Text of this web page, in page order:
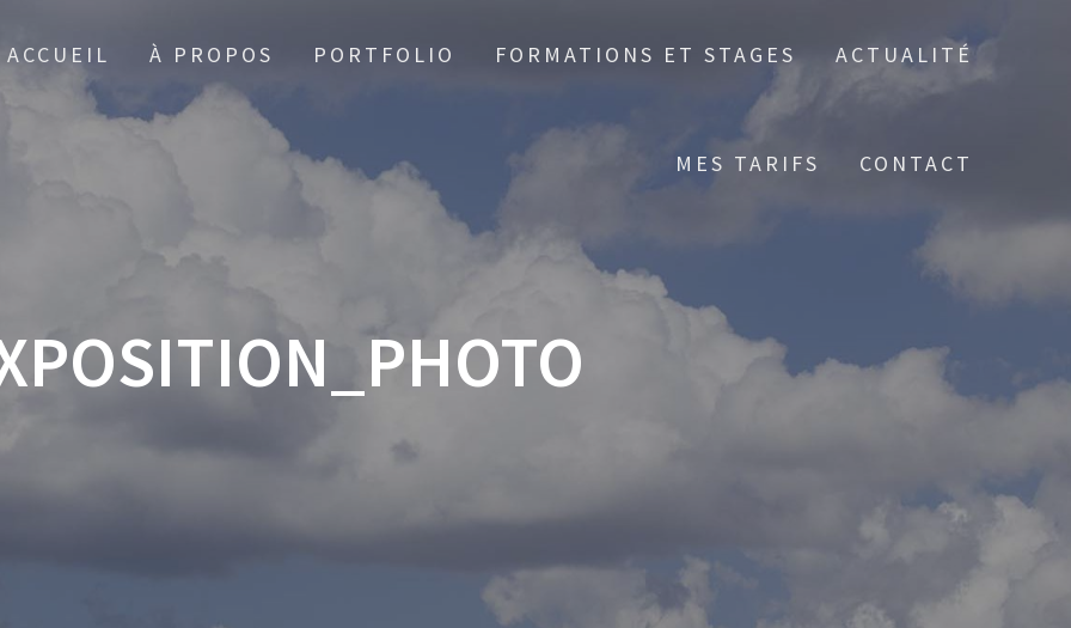
ACCUEIL À PROPOS PORTFOLIO FORMATIONS ET STAGES ACTUALITÉ
MES TARIFS CONTACT